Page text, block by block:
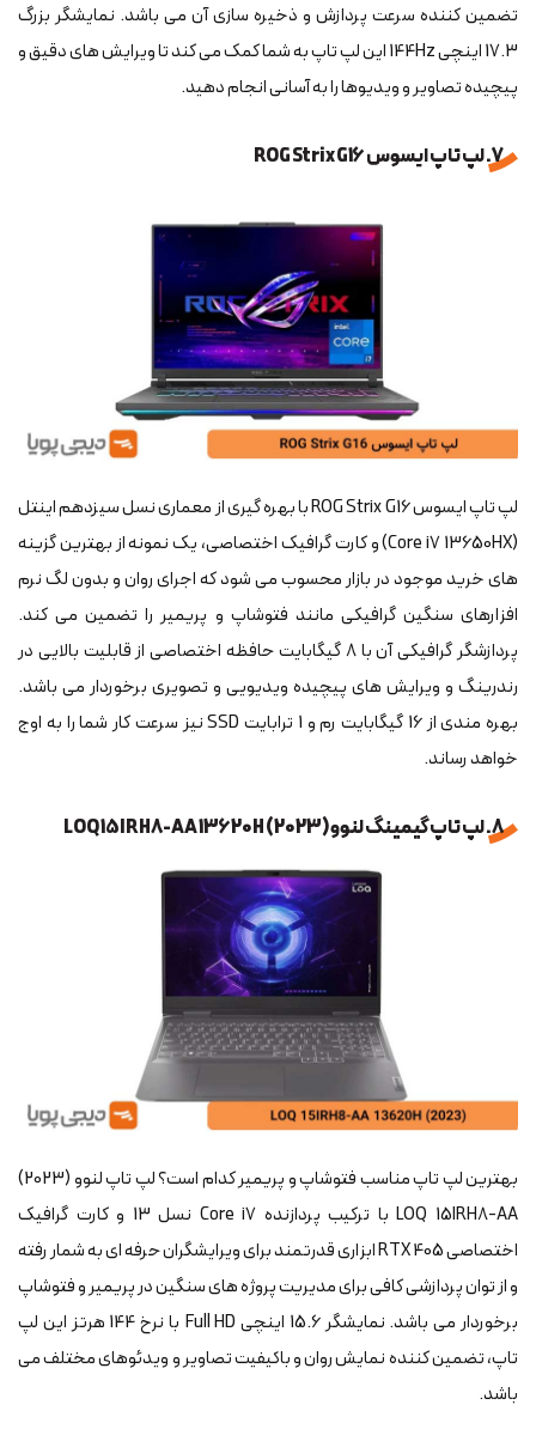
تضمین کننده سرعت پردازش و ذخیره سازی آن می باشد. نمایشگر بزرگ
17.3 اینچی 144Hz این لپ تاپ به شما کمک می کند تا ویرایش های دقیق و
پیچیده تصاویر و ویدیوها را به آسانی انجام دهید.
7. لپ تاپ ایسوس ROG Strix G16
لپ تاپ ایسوس ROG Strix G16 با بهره گیری از معماری نسل سیزدهم اینتل
(Core i7 13650HX) و کارت گرافیک اختصاصی، یک نمونه از بهترین گزینه
های خرید موجود در بازار محسوب می شود که اجرای روان و بدون لگ نرم
افزارهای سنگین گرافیکی مانند فتوشاپ و پریمیر را تضمین می کند.
پردازشگر گرافیکی آن با 8 گیگابایت حافظه اختصاصی از قابلیت بالایی در
رندرینگ و ویرایش های پیچیده ویدیویی و تصویری برخوردار می باشد.
بهره مندی از 16 گیگابایت رم و 1 ترابایت SSD نیز سرعت کار شما را به اوج
خواهد رساند.
8. لپ تاپ گیمینگ لنوو (LOQ 15IRH8-AA 13620H (2023
بهترین لپ تاپ مناسب فتوشاپ و پریمیر کدام است؟ لپ تاپ لنوو (2023)
LOQ 15IRH8-AA با ترکیب پردازنده Core i7 نسل 13 و کارت گرافیک
اختصاصی RTX 405 ابزاری قدرتمند برای ویرایشگران حرفه ای به شمار رفته
و از توان پردازشی کافی برای مدیریت پروژه های سنگین در پریمیر و فتوشاپ
برخوردار می باشد. نمایشگر 15.6 اینچی Full HD با نرخ 144 هرتز این لپ
تاپ، تضمین کننده نمایش روان و باکیفیت تصاویر و ویدئوهای مختلف می
باشد.